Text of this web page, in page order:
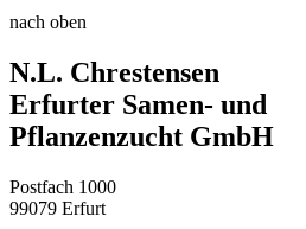
Buschbohne Valja
Markerbse Gloriosa
Pflücksalat Fitness-Mix
Kapuzinerkresse Bunte Juwelen
nach oben
N.L. Chrestensen
Erfurter Samen- und
Pflanzenzucht GmbH
Postfach 1000
99079 Erfurt